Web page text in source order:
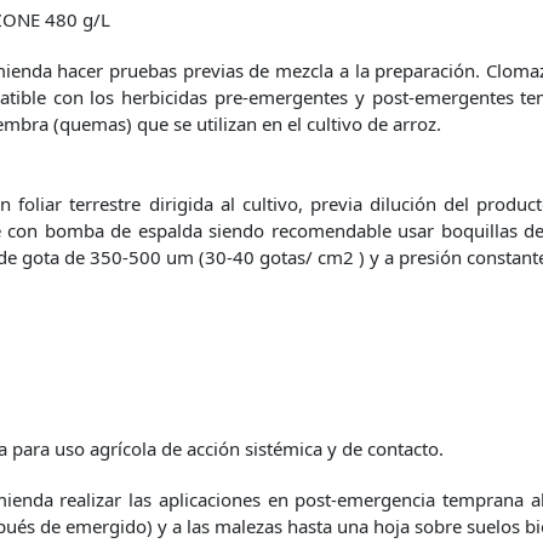
480 g/L
hacer pruebas previas de mezcla a la preparación.
con los herbicidas pre-emergentes y post-emergentes
(quemas) que se utilizan en el cultivo de arroz.
foliar terrestre dirigida al cultivo, previa dilución del
con bomba de espalda siendo recomendable usar boquillas
gota de 350-500 um (30-40 gotas/ cm2 ) y a presión
para uso agrícola de acción sistémica y de contacto.
realizar las aplicaciones en post-emergencia temprana
de emergido) y a las malezas hasta una hoja sobre suelos